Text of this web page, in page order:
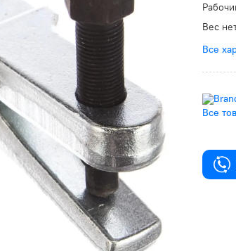
Вес
Все
Все